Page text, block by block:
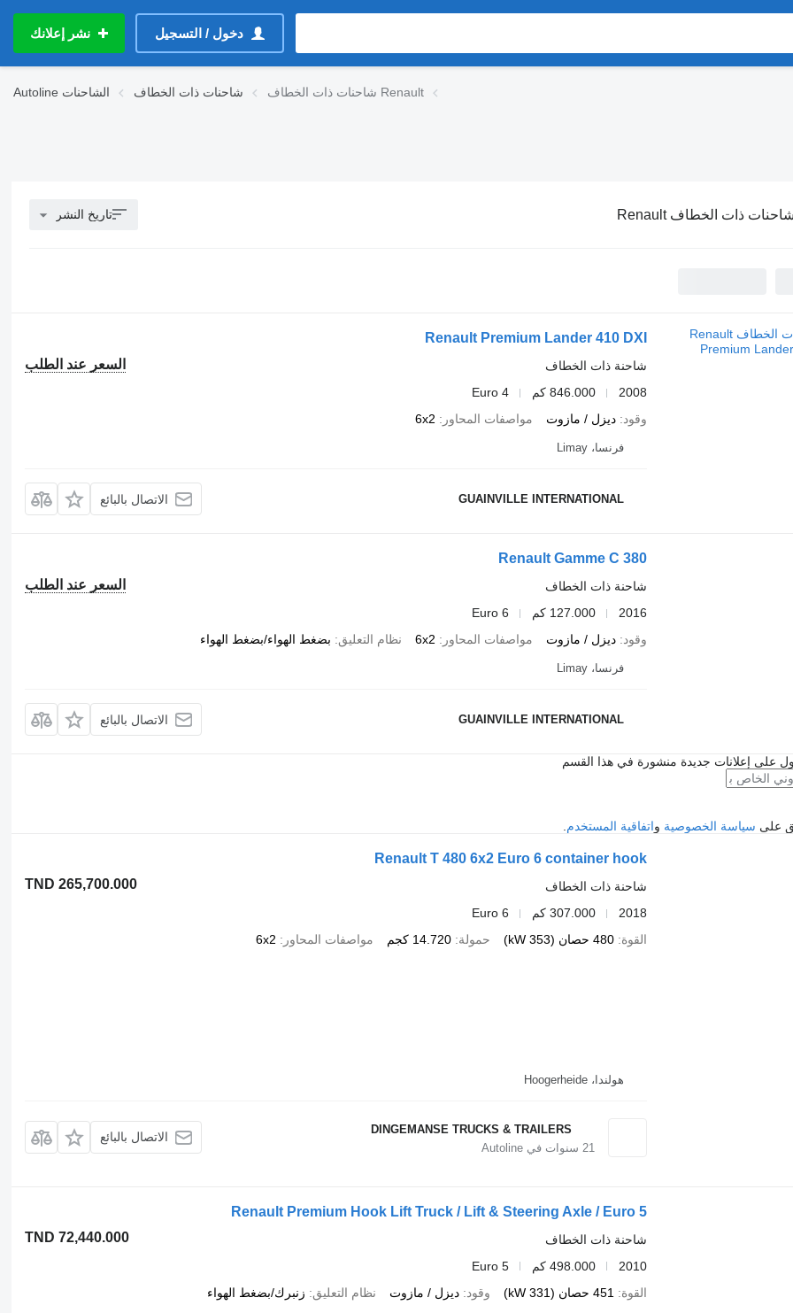
دخول / التسجيل نشر إعلانك
Autoline الشاحنات شاحنات ذات الخطاف شاحنات ذات الخطاف Renault
شاحنات ذات الخطاف Renault تاريخ النشر
Renault Premium Lander 410 DXI
السعر عند الطلب
شاحنة ذات الخطاف
2008
846.000 كم
Euro 4
وقود
ديزل / مازوت مواصفات المحاور 6x2
فرنسا، Limay
GUAINVILLE INTERNATIONAL الاتصال بالبائع
Renault Gamme C 380
السعر عند الطلب
شاحنة ذات الخطاف
2016
127.000 كم
Euro 6
وقود
ديزل / مازوت مواصفات المحاور 6x2 نظام التعليق بضغط الهواء/بضغط الهواء
فرنسا، Limay
GUAINVILLE INTERNATIONAL الاتصال بالبائع
على إعلانات جديدة منشورة في هذا القسم
على سياسة الخصوصية واتفاقية المستخدم
Renault T 480 6x2 Euro 6 container hook
TND 265,700.000
شاحنة ذات الخطاف
2018
307.000 كم
Euro 6
القوة 480 حصان (353 kW) حمولة 14.720 كجم مواصفات المحاور 6x2
هولندا، Hoogerheide
DINGEMANSE TRUCKS & TRAILERS
21 سنوات في Autoline
الاتصال بالبائع
Renault Premium Hook Lift Truck / Lift & Steering Axle / Euro 5
TND 72,440.000
شاحنة ذات الخطاف
2010
498.000 كم
Euro 5
القوة
451 حصان (331 kW) وقود ديزل / مازوت نظام التعليق زنبرك/بضغط الهواء